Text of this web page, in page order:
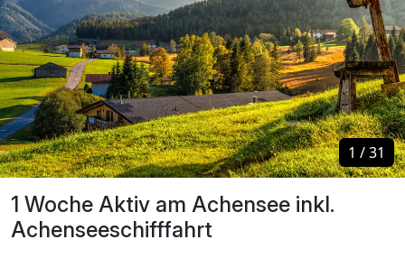
1 Woche Aktiv am Achensee inkl.
Achenseeschifffahrt
1 /31
1 /31